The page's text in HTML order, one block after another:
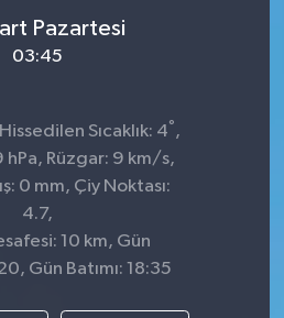
Pazartesi
03:45
Sıcaklık: 4° ,
hPa, Rüzgar: 9 km/s,
0 mm, Çiy Noktası:
4.7,
10 km, Gün
Gün Batımı: 18:35